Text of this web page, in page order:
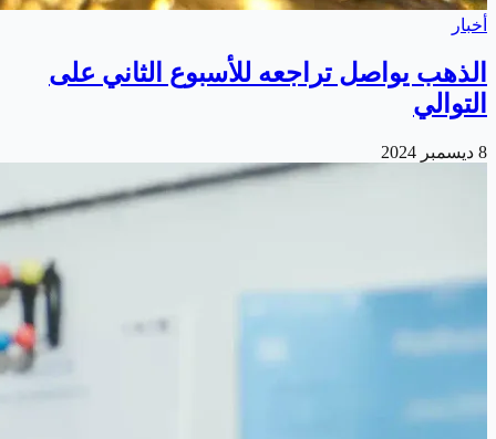
أخبار
الذهب يواصل تراجعه للأسبوع الثاني على
التوالي
8 ديسمبر 2024